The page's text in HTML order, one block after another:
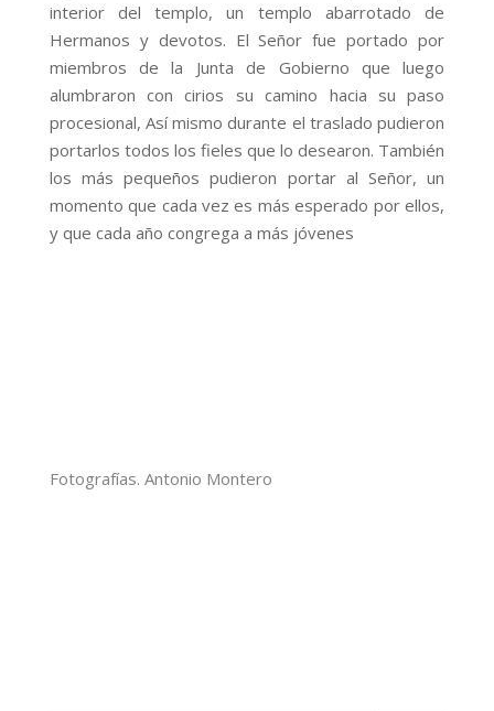
interior del templo, un templo abarrotado de
Hermanos y devotos. El Señor fue portado por
miembros de la Junta de Gobierno que luego
alumbraron con cirios su camino hacia su paso
procesional, Así mismo durante el traslado pudieron
portarlos todos los fieles que lo desearon. También
los más pequeños pudieron portar al Señor, un
momento que cada vez es más esperado por ellos,
y que cada año congrega a más jóvenes
Fotografías. Antonio Montero